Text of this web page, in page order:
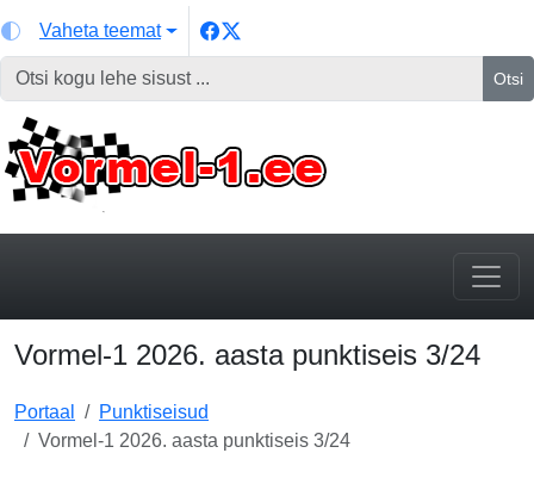
Vaheta teemat
Otsi
Vormel-1 2026. aasta punktiseis 3/24
Portaal
Punktiseisud
Vormel-1 2026. aasta punktiseis 3/24